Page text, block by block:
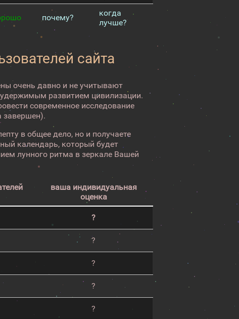
почему?
когда
лучше?
сайта
очень давно и не учитывают
развитием цивилизации.
современное исследование
завершен).
в общее дело, но и получаете
календарь, который будет
лунного ритма в зеркале Вашей
ваша индивидуальная
оценка
?
?
?
?
?